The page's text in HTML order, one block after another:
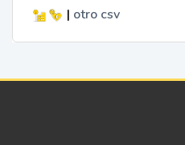
| otro csv